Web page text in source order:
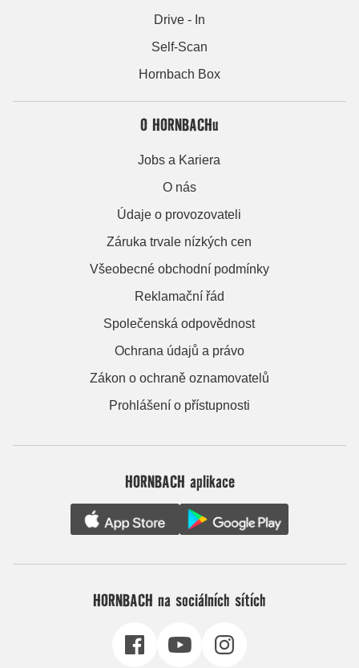
Drive - In
Self-Scan
Hornbach Box
O HORNBACHu
Jobs a Kariera
O nás
Údaje o provozovateli
Záruka trvale nízkých cen
Všeobecné obchodní podmínky
Reklamační řád
Společenská odpovědnost
Ochrana údajů a právo
Zákon o ochraně oznamovatelů
Prohlášení o přístupnosti
HORNBACH aplikace
HORNBACH na sociálních sítích